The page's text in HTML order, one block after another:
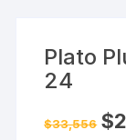
Plato
24
$33,556 El
$